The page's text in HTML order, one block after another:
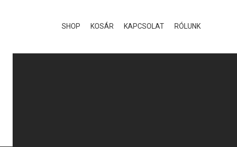
SHOP KOSÁR KAPCSOLAT RÓLUNK